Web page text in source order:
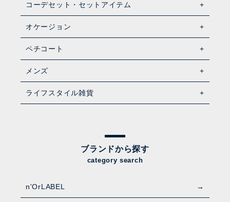
コーデセット・セットアイテム
オケージョン
ペチコート
メンズ
ライフスタイル雑貨
ブランドから探す
category search
n'OrLABEL